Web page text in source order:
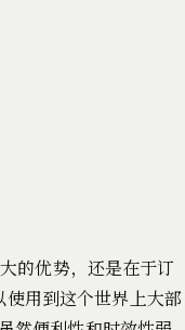
的优势，还是在于订
用到这个世界上大部